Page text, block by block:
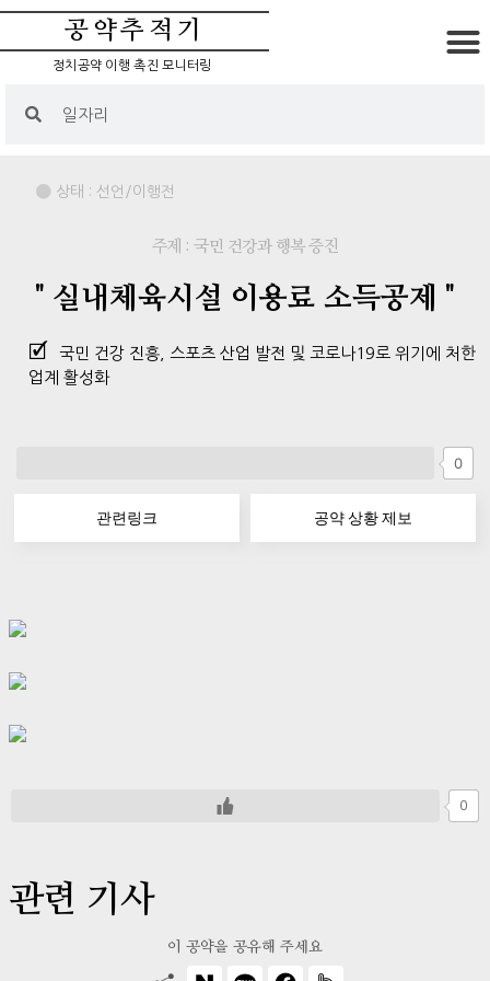
공약추적기
정치공약 이행 촉진 모니터링
상태 : 선언/이행전
주제 : 국민 건강과 행복 증진
" 실내체육시설 이용료 소득공제 "
국민 건강 진흥, 스포츠 산업 발전 및 코로나19로 위기에 처한
업계 활성화
0
관련링크 공약 상황 제보
0
관련 기사
이 공약을 공유해 주세요